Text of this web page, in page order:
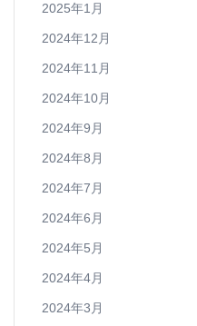
2025年1月
2024年12月
2024年11月
2024年10月
2024年9月
2024年8月
2024年7月
2024年6月
2024年5月
2024年4月
2024年3月